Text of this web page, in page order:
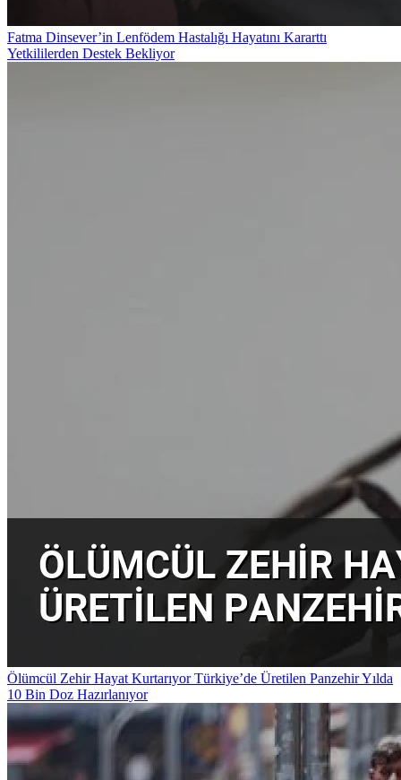
Fatma Dinsever’in Lenfödem Hastalığı Hayatını Kararttı
Yetkililerden Destek Bekliyor
Ölümcül Zehir Hayat Kurtarıyor Türkiye’de Üretilen Panzehir Yılda
10 Bin Doz Hazırlanıyor